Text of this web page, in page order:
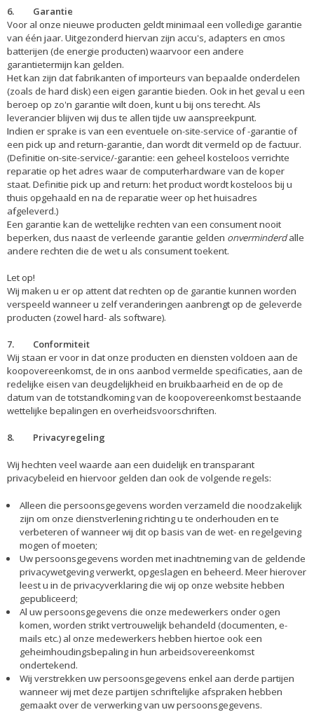
6. Garantie
Voor al onze nieuwe producten geldt minimaal een volledige garantie
van één jaar. Uitgezonderd hiervan zijn accu's, adapters en cmos
batterijen (de energie producten) waarvoor een andere
garantietermijn kan gelden.
Het kan zijn dat fabrikanten of importeurs van bepaalde onderdelen
(zoals de hard disk) een eigen garantie bieden. Ook in het geval u een
beroep op zo'n garantie wilt doen, kunt u bij ons terecht. Als
leverancier blijven wij dus te allen tijde uw aanspreekpunt.
Indien er sprake is van een eventuele on-site-service of -garantie of
een pick up and return-garantie, dan wordt dit vermeld op de factuur.
(Definitie on-site-service/-garantie: een geheel kosteloos verrichte
reparatie op het adres waar de computerhardware van de koper
staat. Definitie pick up and return: het product wordt kosteloos bij u
thuis opgehaald en na de reparatie weer op het huisadres
afgeleverd.)
Een garantie kan de wettelijke rechten van een consument nooit
beperken, dus naast de verleende garantie gelden onverminderdalle
andere rechten die de wet u als consument toekent.
Let op!
Wij maken u er op attent dat rechten op de garantie kunnen worden
verspeeld wanneer u zelf veranderingen aanbrengt op de geleverde
producten (zowel hard- als software).
7. Conformiteit
Wij staan er voor in dat onze producten en diensten voldoen aan de
koopovereenkomst, de in ons aanbod vermelde specificaties, aan de
redelijke eisen van deugdelijkheid en bruikbaarheid en de op de
datum van de totstandkoming van de koopovereenkomst bestaande
wettelijke bepalingen en overheidsvoorschriften.
8. Privacyregeling
Wij hechten veel waarde aan een duidelijk en transparant
privacybeleid en hiervoor gelden dan ook de volgende regels:
Alleen die persoonsgegevens worden verzameld die noodzakelijk
zijn om onze dienstverlening richting u te onderhouden en te
verbeteren of wanneer wij dit op basis van de wet- en regelgeving
mogen of moeten;
Uw persoonsgegevens worden met inachtneming van de geldende
privacywetgeving verwerkt, opgeslagen en beheerd. Meer hierover
leest u in de privacyverklaring die wij op onze website hebben
gepubliceerd;
Al uw persoonsgegevens die onze medewerkers onder ogen
komen, worden strikt vertrouwelijk behandeld (documenten, e-
mails etc.) al onze medewerkers hebben hiertoe ook een
geheimhoudingsbepaling in hun arbeidsovereenkomst
ondertekend.
Wij verstrekken uw persoonsgegevens enkel aan derde partijen
wanneer wij met deze partijen schriftelijke afspraken hebben
gemaakt over de verwerking van uw persoonsgegevens.